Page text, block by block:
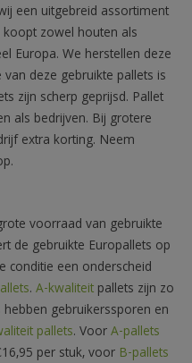
een uitgebreid assortiment
koopt zowel houten als
Europa. We herstellen deze
deze gebruikte pallets is
zijn scherp geprijsd. Pallet
als bedrijven. Bij grotere
extra korting. Neem
voorraad van gebruikte
de gebruikte Europallets op
conditie een onderscheid
. A-kwaliteit pallets zijn zo
hebben gebruikerssporen en
pallets. VoorA-pallets
per stuk, voor B-pallets